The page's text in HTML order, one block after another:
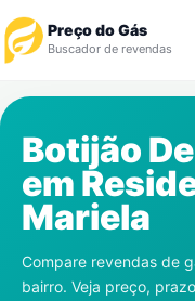
Preço do Gás
Buscador de revendas
Revendedor
Notícias
Cadastre-se
Botijão
em
Mariela
Compare revendas de
bairro. Veja preço,